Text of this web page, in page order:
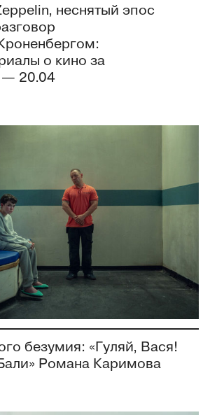
неснятый эпос
о кино за
— 20.04
безумия: «Гуляй, Вася!
Романа Каримова